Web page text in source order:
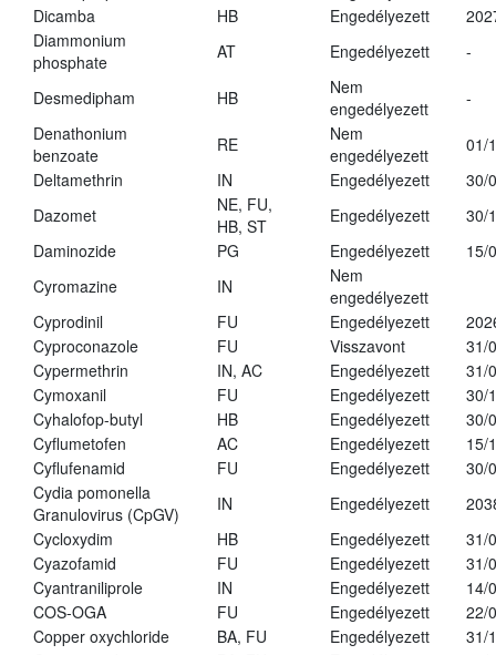
Dicamba
HB Engedélyezett
Diammonium
phosphate
AT Engedélyezett -
Desmedipham HB
Nem
engedélyezett
-
Denathonium
benzoate
RE
Nem
engedélyezett
01/
Deltamethrin
IN Engedélyezett
30/
Dazomet
NE, FU,
HB, ST
Engedélyezett
30/
Daminozide
PG Engedélyezett
15/
Cyromazine
IN
Nem
engedélyezett
Cyprodinil
FU Engedélyezett
Cyproconazole
FU Visszavont
31/
Cypermethrin
IN, AC Engedélyezett
31/
Cymoxanil
FU Engedélyezett
30/
Cyhalofop-butyl
HB Engedélyezett
30/
Cyflumetofen
AC Engedélyezett
15/
Cyflufenamid
FU Engedélyezett
30/
Cydia pomonella
Granulovirus (CpGV)
IN Engedélyezett
Cycloxydim
HB Engedélyezett
31/
Cyazofamid
FU Engedélyezett
31/
Cyantraniliprole
IN Engedélyezett
14/
COS-OGA
FU Engedélyezett
22/
Copper oxychloride
BA, FU Engedélyezett
31/